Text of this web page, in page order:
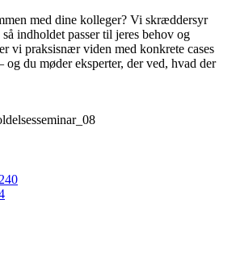
med dine kolleger? Vi skræddersyr
indholdet passer til jeres behov og
vi praksisnær viden med konkrete cases
du møder eksperter, der ved, hvad der